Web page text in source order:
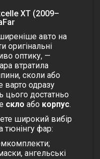
XT (2009–
авто на
оригінальні
оптику, —
втратила
сколи або
варто одразу
цього достатньо
скло або корпус.
широкий вибір
тюнінгу фар:
ангельські